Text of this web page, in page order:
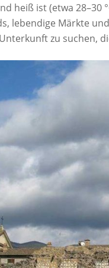
heiß ist (etwa 28–30
lebendige Märkte
zu suchen,